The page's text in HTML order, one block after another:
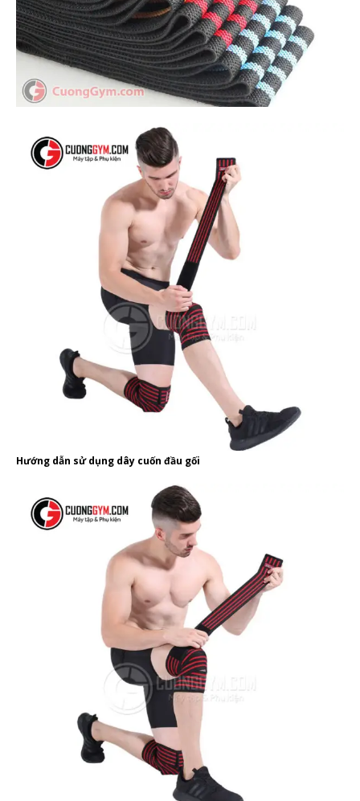
Hướng dẫn sử dụng dây cuốn đầu gối